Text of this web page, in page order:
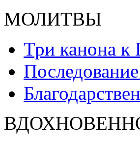
МОЛИТВЫ
Три канона к